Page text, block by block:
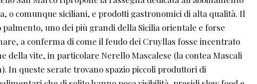
o comunque siciliani, e prodotti gastronomici di alta qualità. Il
palmento, uno dei più grandi della Sicilia orientale e forse
a conferma di come il feudo dei Cruyllas fosse incentrato
della vite, in particolare Nerello Mascalese (la contea Mascali
In queste serate trovano spazio piccoli produttori di